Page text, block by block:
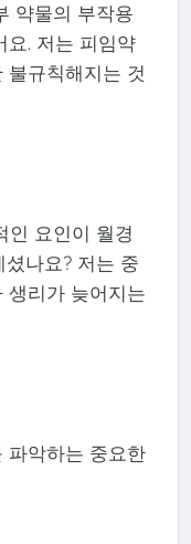
약물의 부작용
요. 저는 피임약
불규칙해지는 것
인 요인이 월경
나요? 저는 중
생리가 늦어지는
파악하는 중요한